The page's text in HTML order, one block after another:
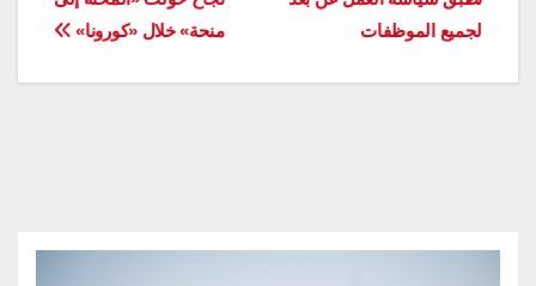
المقالات
منحة» خلال «كورونا»
لجميع الموظفات